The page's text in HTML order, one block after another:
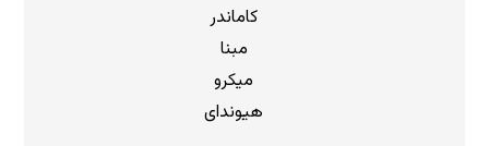
کاماندر
مبنا
میکرو
هیوندای